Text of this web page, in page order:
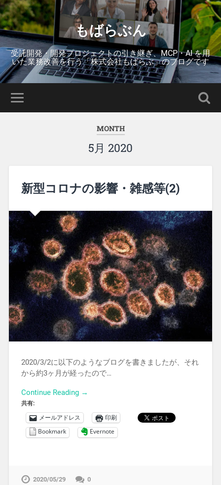
もばらぶん
受託開発・開発プロジェクトの引き継ぎ、MCP・AI を用
いた業務改善を行う「株式会社もばらぶ」のブログです
MONTH
5月 2020
新型コロナの影響・雑感等(2)
2020/3/2に以下のようなブログを書きましたが、それ
から約3ヶ月が経ったので…
Continue Reading →
共有:
メールアドレス
印刷
Bookmark
Evernote
2020/05/29 0